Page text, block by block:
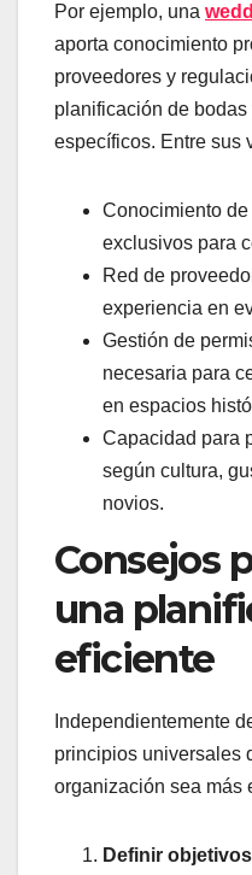
Por ejemplo, una
aporta conocimiento
proveedores y
planificación de
específicos. Entre sus
Conocimiento
exclusivos para
Red de
experiencia en
Gestión de
necesaria para
en espacios
Capacidad para
según cultura,
novios.
Consejos
una
eficiente
Independientemente
principios universales
organización sea más
Definir